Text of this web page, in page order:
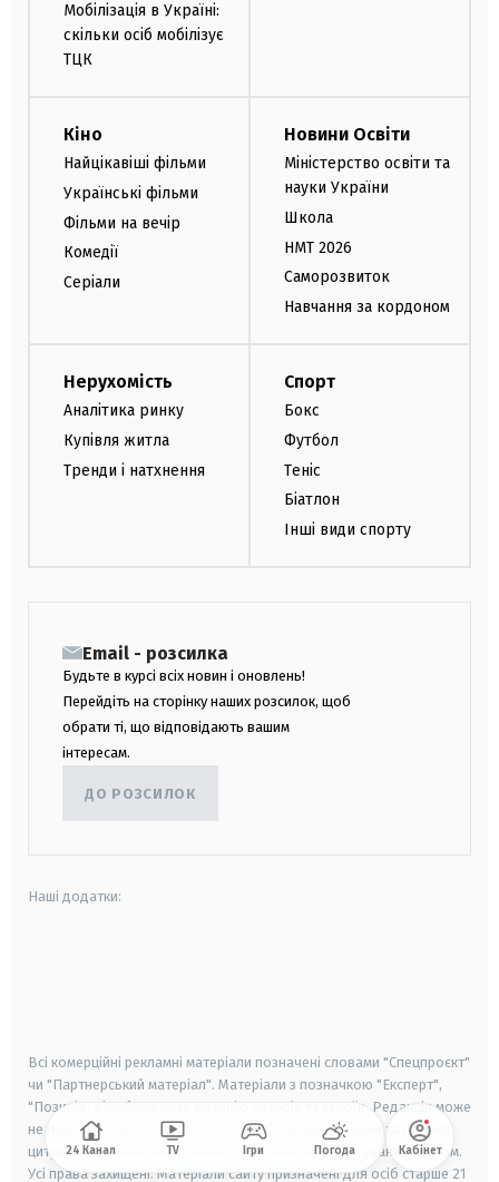
Мобілізація в Україні:
скільки осіб мобілізує
ТЦК
Кіно
Найцікавіші фільми
Українські фільми
Фільми на вечір
Комедії
Серіали
Новини Освіти
Міністерство освіти та
науки України
Школа
НМТ 2026
Саморозвиток
Навчання за кордоном
Нерухомість
Аналітика ринку
Купівля житла
Тренди і натхнення
Спорт
Бокс
Футбол
Теніс
Біатлон
Інші види спорту
Email - розсилка
Будьте в курсі всіх новин і оновлень!
Перейдіть на сторінку наших розсилок, щоб
обрати ті, що відповідають вашим
інтересам.
ДО РОЗСИЛОК
Наші додатки:
Всі комерційні рекламні матеріали позначені словами "Спецпроєкт"
чи "Партнерський матеріал". Матеріали з позначкою "Експерт",
"Позиція" відображають позицію авторів та героїв. Редакція може
не поділяти їхніх поглядів. Детальніше щодо реклами та правил
цитування можна ознайомитись в правилах користування сайтом.
Усі права захищені. Матеріали сайту призначені для осіб старше 21
24 Канал TV Ігри Погода Кабінет